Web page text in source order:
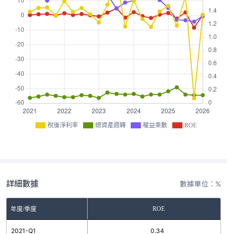
稅後淨利率 總資產週轉 權益乘數 ROE
詳細數據 數據單位：%
年度/季度 ROE
2021-Q1 0.34